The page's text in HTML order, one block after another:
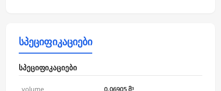
სპეციფიკაციები
სპეციფიკაციები